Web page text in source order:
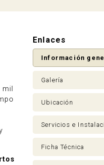
Enlaces
Información
Galería
Ubicación
Servicios e
Ficha Técnica